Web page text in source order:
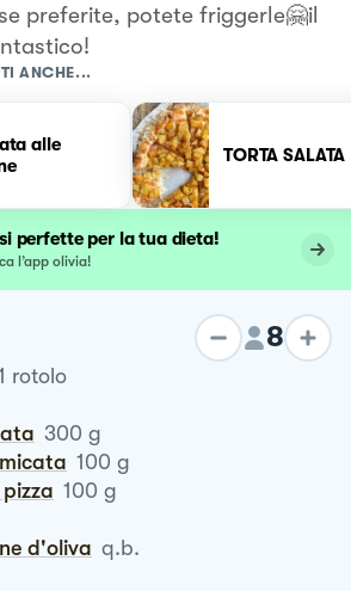
preferite, potete friggerle🤗il
ANCHE...
alle
TORTA SALATA
perfette per la tua dieta!
l’app olivia!
8
rotolo
300 g
100 g
pizza 100 g
d'oliva q.b.